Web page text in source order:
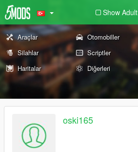
Show Adult
Araçlar Otomobiller
Silahlar
Scriptler
Haritalar
Diğerleri
oski165